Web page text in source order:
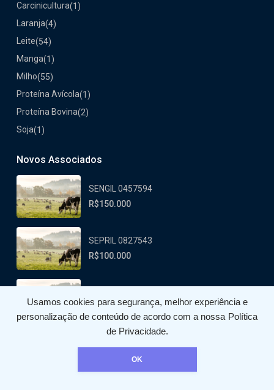
Usamos cookies para segurança, melhor experiência e
personalização de conteúdo de acordo com a nossa Política
de Privacidade.
OK
Carcinicultura(1)
Laranja(4)
Leite(54)
Manga(1)
Milho(55)
Proteína Avícola(1)
Proteína Bovina(2)
Soja(1)
Novos Associados
SENGIL 0457594
R$150.000
SEPRIL 0827543
R$100.000
R$180.000